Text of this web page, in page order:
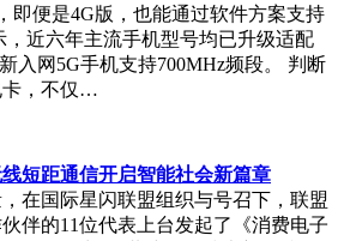
即便是4G版，也能通过软件方案支持
，近六年主流手机型号均已升级适配
入网5G手机支持700MHz频段。 判断
卡，不仅…
短距通信开启智能社会新篇章
在国际星闪联盟组织与号召下，联盟
伴的11位代表上台发起了《消费电子